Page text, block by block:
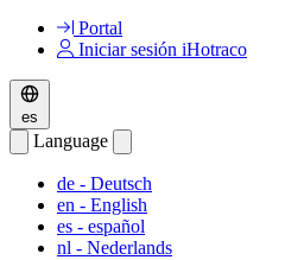
Portal
Iniciar sesión iHotraco
es
Language
de - Deutsch
en - English
es - español
nl - Nederlands